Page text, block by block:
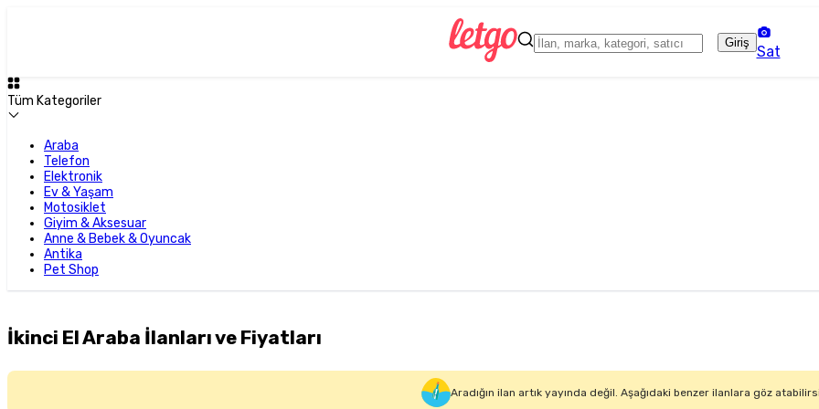
Giriş
Sat
Tüm Kategoriler
Araba
Telefon
Elektronik
Ev & Yaşam
Motosiklet
Giyim & Aksesuar
Anne & Bebek & Oyuncak
Antika
Pet Shop
İkinci El Araba İlanları ve Fiyatları
Aradığın ilan artık yayında değil. Aşağıdaki benzer ilanlara göz